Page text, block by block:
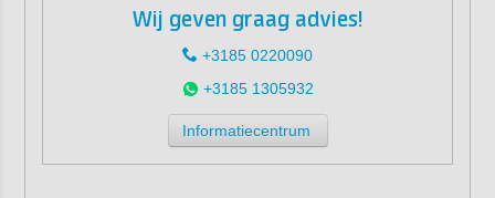
Wij geven graag advies!
+3185 0220090
+3185 1305932
Informatiecentrum